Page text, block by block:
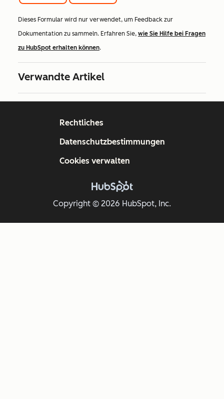
Dieses Formular wird nur verwendet, um Feedback zur
Dokumentation zu sammeln. Erfahren Sie, wie Sie Hilfe bei Fragen
zu HubSpot erhalten können.
Verwandte Artikel
Copyright © 2026 HubSpot, Inc.
Rechtliches
Datenschutzbestimmungen
Cookies verwalten